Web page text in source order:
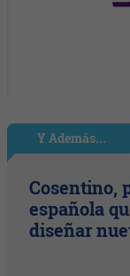
Y Además...
Cosentino,
española
diseñar